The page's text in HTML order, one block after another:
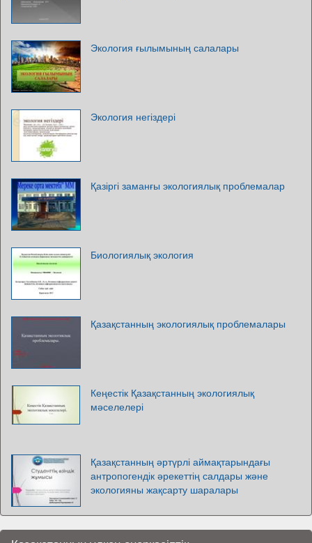
Экология ғылымының салалары
Экология негіздері
Қазіргі заманғы экологиялық проблемалар
Биологиялық экология
Қазақстанның экологиялық проблемалары
Кеңестік Қазақстанның экологиялық
мәселелері
Қазақстанның әртүрлі аймақтарындағы
антропогендік әрекеттің салдары және
экологияны жақсарту шаралары